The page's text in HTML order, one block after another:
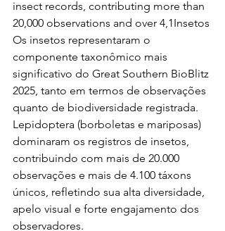
insect records, contributing more than
20,000 observations and over 4,1Insetos
Os insetos representaram o
componente taxonômico mais
significativo do Great Southern BioBlitz
2025, tanto em termos de observações
quanto de biodiversidade registrada.
Lepidoptera (borboletas e mariposas)
dominaram os registros de insetos,
contribuindo com mais de 20.000
observações e mais de 4.100 táxons
únicos, refletindo sua alta diversidade,
apelo visual e forte engajamento dos
observadores.